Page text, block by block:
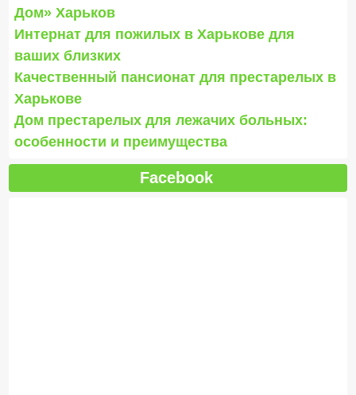
Дом» Харьков
Интернат для пожилых в Харькове для
ваших близких
Качественный пансионат для престарелых в
Харькове
Дом престарелых для лежачих больных:
особенности и преимущества
Facebook